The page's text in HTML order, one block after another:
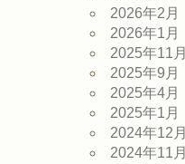
2026年2月
2026年1月
2025年11月
2025年9月
2025年4月
2025年1月
2024年12月
2024年11月